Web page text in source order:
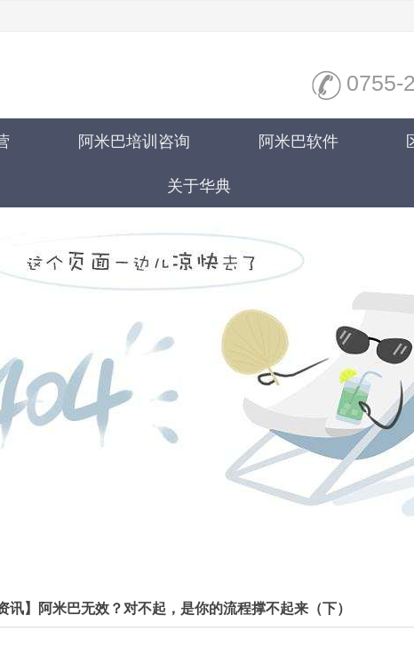
0755-
阿米巴培训咨询 阿米巴软件
关于华典
讯】阿米巴无效？对不起，是你的流程撑不起来（下）​